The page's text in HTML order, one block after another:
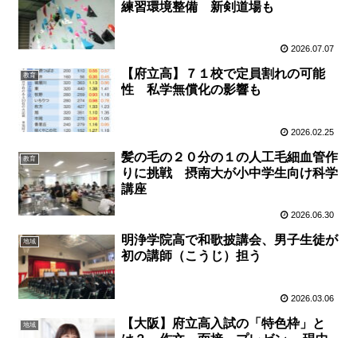
練習環境整備 新剣道場も
2026.07.07
教育
【府立高】７１校で定員割れの可能
性 私学無償化の影響も
2026.02.25
教育
髪の毛の２０分の１の人工毛細血管作
りに挑戦 摂南大が小中学生向け科学
講座
2026.06.30
地域
明浄学院高で和歌披講会、男子生徒が
初の講師（こうじ）担う
2026.03.06
地域
【大阪】府立高入試の「特色枠」と